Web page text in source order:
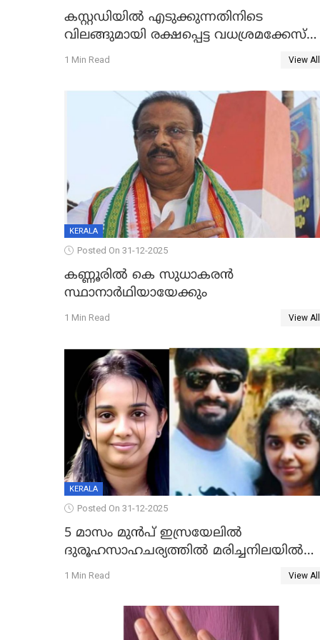
കസ്റ്റഡിയിൽ എടുക്കുന്നതിനിടെ
വിലങ്ങുമായി രക്ഷപ്പെട്ട വധശ്രമക്കേസ്
പ്രതി പിടിയിൽ
1 Min Read View All
KERALA
Posted On 31-12-2025
കണ്ണൂരിൽ കെ സുധാകരൻ
സ്ഥാനാർഥിയായേക്കും
1 Min Read View All
KERALA
Posted On 31-12-2025
5 മാസം മുൻപ് ഇസ്രയേലിൽ
ദുരൂഹസാഹചര്യത്തിൽ മരിച്ചനിലയിൽ
കണ്ടെത്തിയ മലയാളി യുവാവിന്റെ
1 Min Read View All